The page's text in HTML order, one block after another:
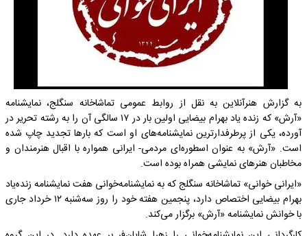
به گزارش هنرآنلاین به نقل از روابط عمومی تماشاخانه سنگلج، نمایشنامه
«آرش» که زنده یاد بهرام بیضایی اولین بار در ۱۷ سالگی آن را به رشته تحریر در
آورده، یکی از پرطرفدارترین نمایشنامه‌های او است که بارها تجدید چاپ شده
است. «آرش» به عنوان اسطوره‌ای مردمی- ایرانی همواره با اقبال هنرمندان و
مخاطبان هنرهای نمایشی همراه بوده است.
«ایرانی خوانی» تماشاخانه سنگلج که به نمایشنامه‌خوانی هفت نمایشنامه زنده‌یاد
بهرام بیضایی اختصاص دارد، پنجمین هفته خود را روز سه‌شنبه ۱۲ خرداد جاری
با خوانش نمایشنامه «آرش» برگزار می‌کند.